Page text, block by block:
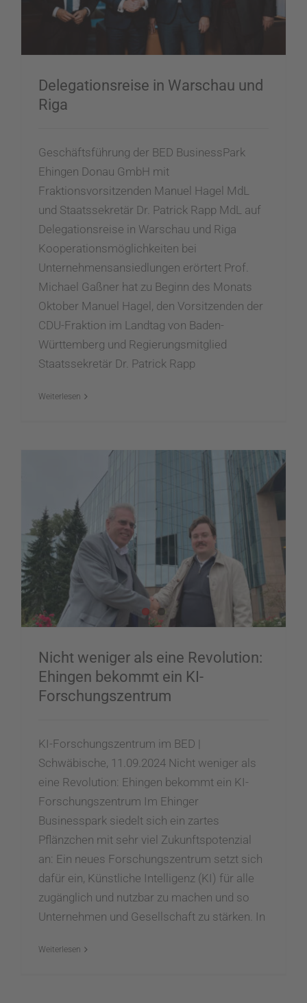
Delegationsreise in Warschau und
Riga
Geschäftsführung der BED BusinessPark
Ehingen Donau GmbH mit
Fraktionsvorsitzenden Manuel Hagel MdL
und Staatssekretär Dr. Patrick Rapp MdL auf
Delegationsreise in Warschau und Riga
Kooperationsmöglichkeiten bei
Unternehmensansiedlungen erörtert Prof.
Michael Gaßner hat zu Beginn des Monats
Oktober Manuel Hagel, den Vorsitzenden der
CDU-Fraktion im Landtag von Baden-
Württemberg und Regierungsmitglied
Staatssekretär Dr. Patrick Rapp
Weiterlesen
Nicht weniger als eine Revolution:
Ehingen bekommt ein KI-
Forschungszentrum
KI-Forschungszentrum im BED |
Schwäbische, 11.09.2024 Nicht weniger als
eine Revolution: Ehingen bekommt ein KI-
Forschungszentrum Im Ehinger
Businesspark siedelt sich ein zartes
Pflänzchen mit sehr viel Zukunftspotenzial
an: Ein neues Forschungszentrum setzt sich
dafür ein, Künstliche Intelligenz (KI) für alle
zugänglich und nutzbar zu machen und so
Unternehmen und Gesellschaft zu stärken. In
Weiterlesen